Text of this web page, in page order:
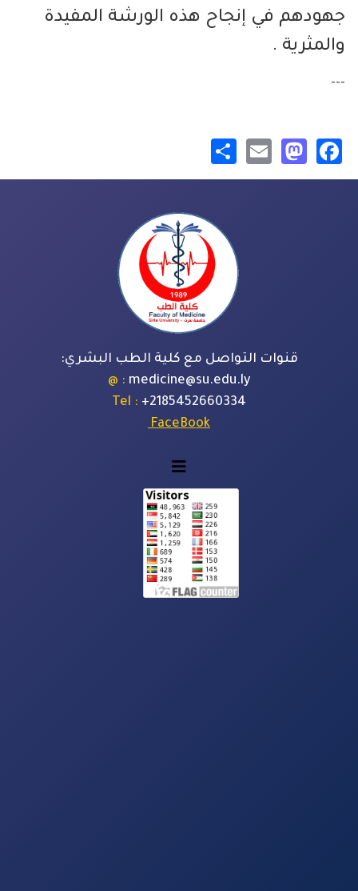
جهودهم في إنجاح هذه الورشة المفيدة
والمثرية .
---
Facebook
Mastodon
Email
قنوات التواصل مع كلية الطب البشري:
medicine@su.edu.ly
: @
2185452660334
+
: Tel
FaceBook